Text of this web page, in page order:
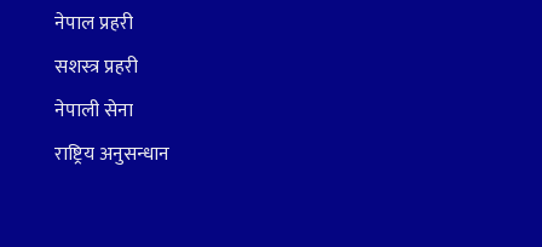
नेपाल प्रहरी
सशस्त्र प्रहरी
नेपाली सेना
राष्ट्रिय अनुसन्धान